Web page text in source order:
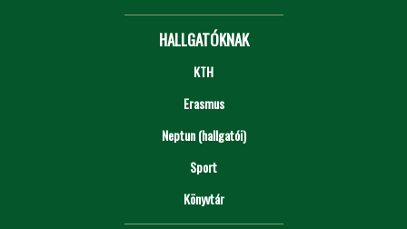
HALLGATÓKNAK
KTH
Erasmus
Neptun (hallgatói)
Sport
Könyvtár